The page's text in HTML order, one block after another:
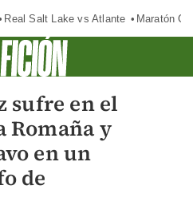
Real Salt Lake vs Atlante Maratón
sufre en el
Romaña y
en un
de